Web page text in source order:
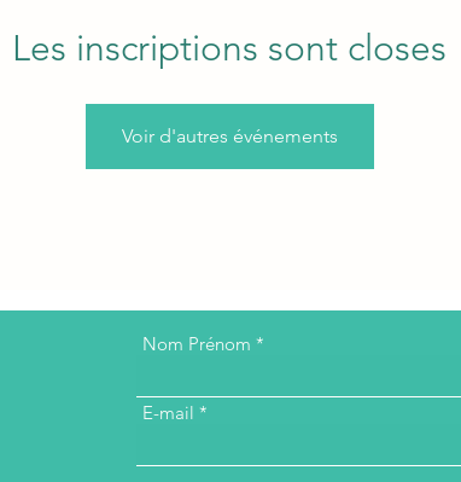
Les inscriptions sont closes
Voir d'autres événements
Nom Prénom
E-mail